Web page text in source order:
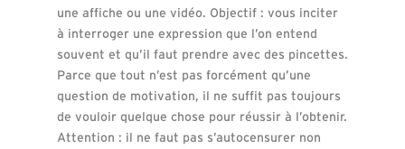
une affiche ou une vidéo. Objectif : vous inciter
à interroger une expression que l’on entend
souvent et qu’il faut prendre avec des pincettes.
Parce que tout n’est pas forcément qu’une
question de motivation, il ne suffit pas toujours
de vouloir quelque chose pour réussir à l’obtenir.
Attention : il ne faut pas s’autocensurer non